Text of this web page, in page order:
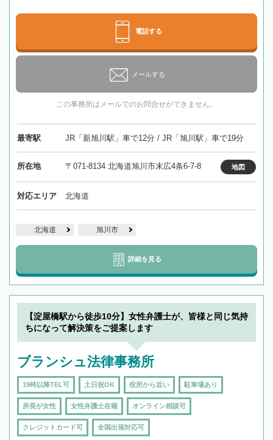
電話する
メールする
この事務所はメールでのお問合せができません。
最寄駅 JR「新旭川駅」車で12分 / JR「旭川駅」車で19分
所在地 〒071-8134 北海道旭川市末広4条6-7-8 地図
対応エリア 北海道
北海道 旭川市
詳細を見る
【淀屋橋駅から徒歩10分】女性弁護士が、皆様と同じ気持
ちになって解決策をご提案します
ブランシュ法律事務所
19時以降TEL可 土日祝OK 役所から近い 駐車場あり
所長が女性 女性弁護士在籍 オンライン相談可
クレジットカード可 全国出張対応可